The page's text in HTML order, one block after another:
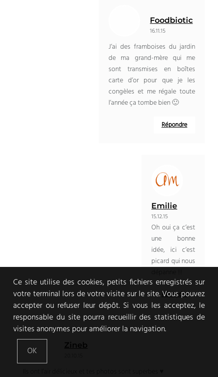
Foodbiotic
16.11.15
J’ai des framboises du jardin
de ma grand-mère qui me
sont transmises en boîtes
carte d’or pour que je les
congèles et me régale toute
l’année ça tombe bien 🙂
Répondre
Emilie
15.12.15
Oh oui ça c’est
une bonne
idée, ici c’est
picard qui nous
Répondre
Zineb
Ce site utilise des cookies, petits fichiers enregistrés sur
votre terminal lors de votre visite sur le site. Vous pouvez
accepter ou refuser leur dépôt. Si vous les acceptez, le
responsable du site pourra recueillir des statistiques de
visites anonymes pour améliorer la navigation.
OK